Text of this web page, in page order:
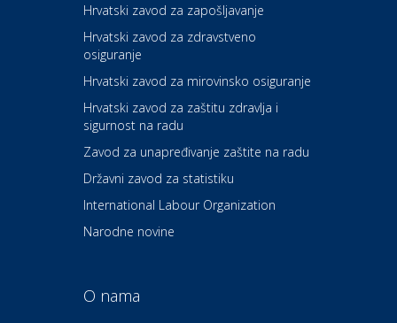
Zdravlje i osiguranje
Povoljnosti
Dental Sudar
Dom i dizajn
Euro-vrt – kosilice, motorne
Odmor
Hrvatski zavod za zapošljavanje
Hrvatski zavod za zdravstveno
osiguranje
Hrvatski zavod za mirovinsko osiguranje
Hrvatski zavod za zaštitu zdravlja i
sigurnost na radu
Zavod za unapređivanje zaštite na radu
Državni zavod za statistiku
International Labour Organization
Narodne novine
O nama